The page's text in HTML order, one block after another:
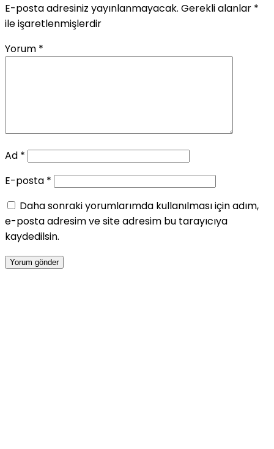
E-posta adresiniz yayınlanmayacak. Gerekli alanlar *
ile işaretlenmişlerdir
Yorum *
Ad *
E-posta *
Daha sonraki yorumlarımda kullanılması için adım,
e-posta adresim ve site adresim bu tarayıcıya
kaydedilsin.